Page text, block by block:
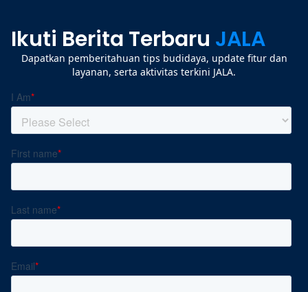
Ikuti Berita Terbaru JALA
Dapatkan pemberitahuan tips budidaya, update fitur dan
layanan, serta aktivitas terkini JALA.